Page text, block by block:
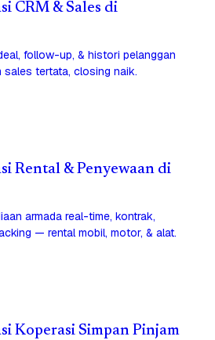
CRM & Sales di
follow-up, & histori pelanggan
tertata, closing naik.
Rental & Penyewaan di
armada real-time, kontrak,
— rental mobil, motor, & alat.
Koperasi Simpan Pinjam